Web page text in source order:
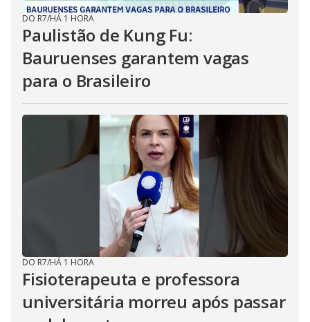
DO R7/HÁ 1 HORA
Paulistão de Kung Fu:
Bauruenses garantem vagas
para o Brasileiro
DO R7/HÁ 1 HORA
Fisioterapeuta e professora
universitária morreu após passar